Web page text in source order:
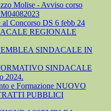
Molise - Avviso corso
al Concorso DS 6 febb 24
REGIONALE
SINDACALE IN
SINDACALE
2024.
e Formazione NUOVO
PUBBLICI